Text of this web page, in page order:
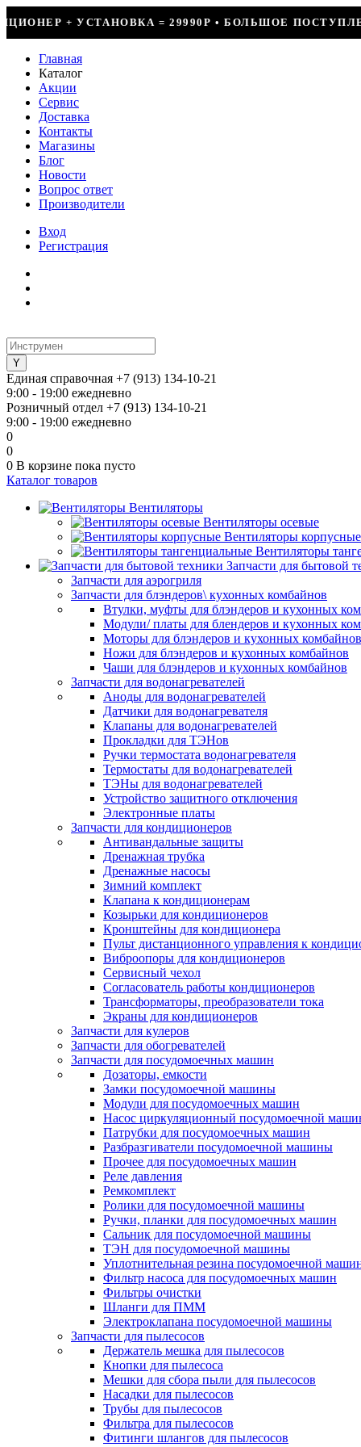
29990Р • БОЛЬШОЕ ПОСТУПЛЕНИЕ ФРЕОНА •
Главная
Каталог
Акции
Сервис
Доставка
Контакты
Магазины
Блог
Новости
Вопрос ответ
Производители
Вход
Регистрация
Единая справочная +7 (913) 134-10-21
9:00 - 19:00 ежедневно
Розничный отдел +7 (913) 134-10-21
9:00 - 19:00 ежедневно
0
0
0 В корзине пока пусто
Каталог товаров
Вентиляторы
Вентиляторы осевые
Вентиляторы корпусные
Вентиляторы
Запчасти для бытовой
Запчасти для аэрогриля
Запчасти для блэндеров\ кухонных комбайнов
Втулки, муфты для блэндеров и кухонных
Модули/ платы для блендеров и кухонных
Моторы для блэндеров и кухонных комбайнов
Ножи для блэндеров и кухонных комбайнов
Чаши для блэндеров и кухонных комбайнов
Запчасти для водонагревателей
Аноды для водонагревателей
Датчики для водонагревателя
Клапаны для водонагревателей
Прокладки для ТЭНов
Ручки термостата водонагревателя
Термостаты для водонагревателей
ТЭНы для водонагревателей
Устройство защитного отключения
Электронные платы
Запчасти для кондиционеров
Антивандальные защиты
Дренажная трубка
Дренажные насосы
Зимний комплект
Клапана к кондиционерам
Козырьки для кондиционеров
Кронштейны для кондиционера
Пульт дистанционного управления к
Виброопоры для кондиционеров
Сервисный чехол
Согласователь работы кондиционеров
Трансформаторы, преобразователи тока
Экраны для кондиционеров
Запчасти для кулеров
Запчасти для обогревателей
Запчасти для посудомоечных машин
Дозаторы, емкости
Замки посудомоечной машины
Модули для посудомоечных машин
Насос циркуляционный посудомоечной
Патрубки для посудомоечных машин
Разбразгиватели посудомоечной машины
Прочее для посудомоечных машин
Реле давления
Ремкомплект
Ролики для посудомоечной машины
Ручки, планки для посудомоечных машин
Сальник для посудомоечной машины
ТЭН для посудомоечной машины
Уплотнительная резина посудомоечной
Фильтр насоса для посудомоечных машин
Фильтры очистки
Шланги для ПММ
Электроклапана посудомоечной машины
Запчасти для пылесосов
Держатель мешка для пылесосов
Кнопки для пылесоса
Мешки для сбора пыли для пылесосов
Насадки для пылесосов
Трубы для пылесосов
Фильтра для пылесосов
Фитинги шлангов для пылесосов